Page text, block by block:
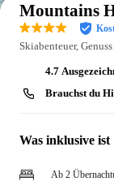
Mountains
Skiabenteuer,
4.7
Brauchst du
Was inklusive ist
Ab 2